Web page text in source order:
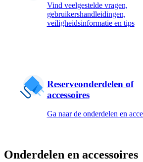
Vind veelgestelde vragen,
gebruikershandleidingen,
veiligheidsinformatie en tips
Reserveonderdelen of
accessoires
Ga naar de onderdelen en
Onderdelen en accessoires